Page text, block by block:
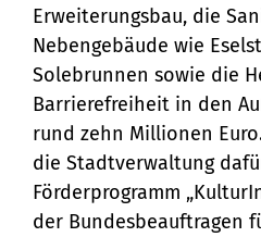
Erweiterungsbau, die
Nebengebäude wie
Solebrunnen sowie die
Barrierefreiheit in den
rund zehn Millionen
die Stadtverwaltung
Förderprogramm
der Bundesbeauftragen